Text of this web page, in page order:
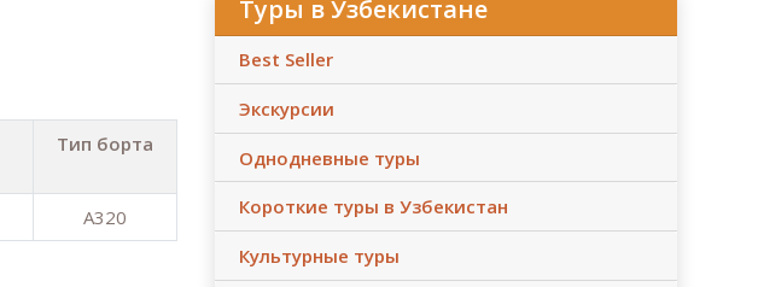
Тип борта
A320
Туры в Узбекистане
Best Seller
Экскурсии
Однодневные туры
Короткие туры в Узбекистан
Культурные туры